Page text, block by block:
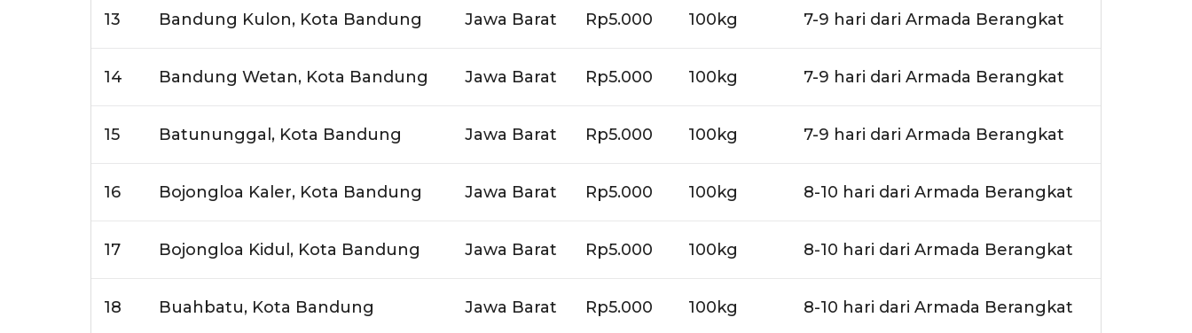
13 Bandung Kulon, Kota Bandung Jawa Barat Rp5.000 100kg 7-9 hari dari Armada Berangkat
14 Bandung Wetan, Kota Bandung Jawa Barat Rp5.000 100kg 7-9 hari dari Armada Berangkat
15 Batununggal, Kota Bandung Jawa Barat Rp5.000 100kg 7-9 hari dari Armada Berangkat
16 Bojongloa Kaler, Kota Bandung Jawa Barat Rp5.000 100kg 8-10 hari dari Armada Berangkat
17 Bojongloa Kidul, Kota Bandung Jawa Barat Rp5.000 100kg 8-10 hari dari Armada Berangkat
18 Buahbatu, Kota Bandung Jawa Barat Rp5.000 100kg 8-10 hari dari Armada Berangkat